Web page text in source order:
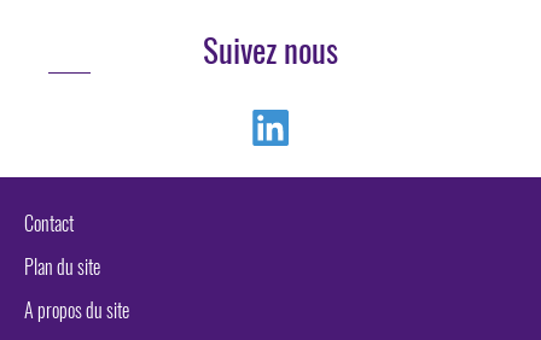
Suivez nous
Contact
Plan du site
A propos du site